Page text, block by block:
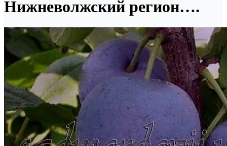
Нижневолжский регион….